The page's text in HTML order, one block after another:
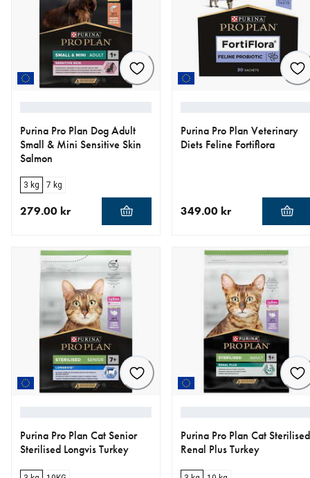
Purina Pro Plan Dog Adult
Small & Mini Sensitive Skin
Salmon
3 kg 7 kg
279.00 kr
Purina Pro Plan Veterinary
Diets Feline Fortiflora
349.00 kr
Purina Pro Plan Cat Senior
Sterilised Longvis Turkey
Purina Pro Plan Cat Sterilised
Renal Plus Turkey